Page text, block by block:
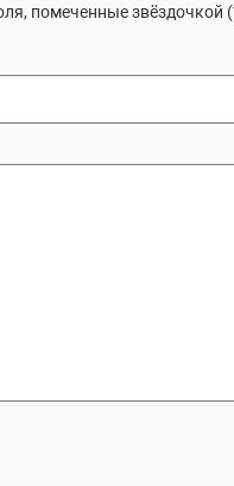
помеченные звёздочкой